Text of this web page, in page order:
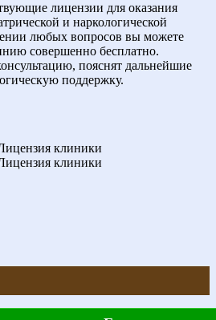
лицензии для оказания
и наркологической
любых вопросов вы можете
совершенно бесплатно.
пояснят дальнейшие
поддержку.
и психиатрии "Рука помощи"